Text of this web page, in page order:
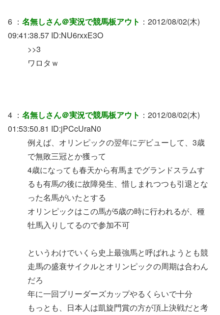
6 ： 名無しさん＠実況で競馬板アウト ：2012/08/02(木)
09:41:38.57 ID:NU6rxxE3O
>>3
ワロタｗ
4 ： 名無しさん＠実況で競馬板アウト ：2012/08/02(木)
01:53:50.81 ID:jPCcUraN0
例えば、オリンピックの翌年にデビューして、3歳
で無敗三冠とか獲って
4歳になっても春天から有馬までグランドスラムす
るも有馬の後に故障発生、惜しまれつつも引退とな
った名馬がいたとする
オリンピックはこの馬が5歳の時に行われるが、種
牡馬入りしてるので参加不可
というわけでいくら史上最強馬と呼ばれようとも競
走馬の盛衰サイクルとオリンピックの周期は合わん
だろ
年に一回ブリーダーズカップやるくらいで十分
もっとも、日本人は凱旋門賞の方が頂上決戦だと考